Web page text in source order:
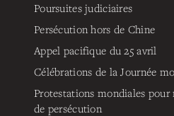
Poursuites judiciaires
Persécution hors de Chine
Appel pacifique du 25 avril
Célébrations de la Journée
Protestations mondiales
de persécution